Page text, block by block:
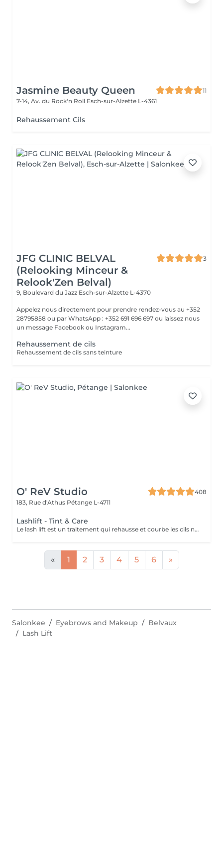
Jasmine Beauty Queen
11
7-14, Av. du Rock'n Roll Esch-sur-Alzette L-4361
Rehaussement Cils
JFG CLINIC BELVAL
(Relooking Minceur &
Relook'Zen Belval)
3
9, Boulevard du Jazz Esch-sur-Alzette L-4370
Appelez nous directement pour prendre rendez-vous au +352
28795858 ou par WhatsApp : +352 691 696 697 ou laissez nous
un message Facebook ou Instagram...
Rehaussement de cils
Rehaussement de cils sans teinture
O' ReV Studio
408
183, Rue d'Athus Pétange L-4711
Lashlift - Tint & Care
Le lash lift est un traitement qui rehausse et courbe les cils naturels pour un effet plus long et volumineux, sans extensions. Le résultat donne des cils bien définis et ouverts, pour un regard intensifié qui dure entre six et huit semaines. Cette prestation inclut la teinture et le soin des cils.
« 1 2 3 4 5 6 »
Salonkee Eyebrows and Makeup
Belvaux
Lash Lift